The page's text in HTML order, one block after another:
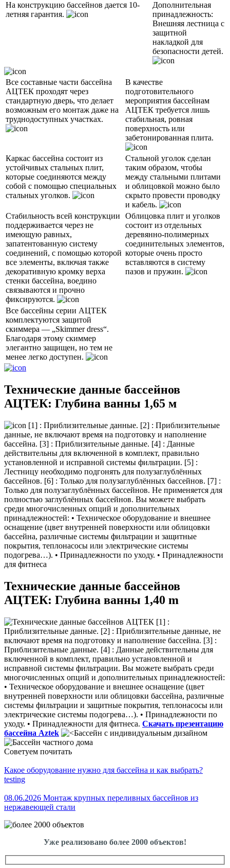
На конструкцию бассейнов дается 10-
летняя гарантия.
Дополнительная
принадлежность:
Внешняя лестница с
защитной
накладкой для
безопасности детей.
Все составные части бассейна
АЦТЕК проходят через
стандартную дверь, что делает
возможным его монтаж даже на
труднодоступных участках.
В качестве
подготовительного
мероприятия бассейнам
АЦТЕК требуется лишь
стабильная, ровная
поверхность или
забетонированная плита.
Каркас бассейна состоит из
устойчивых стальных плит,
которые соединяются между
собой с помощью специальных
стальных уголков.
Стальной уголок сделан
таким образом, чтобы
между стальными плитами
и облицовкой можно было
скрыто провести проводку
и кабель.
Стабильность всей конструкции
поддерживается через не
имеющую равных,
запатентованную систему
соединений, с помощью которой
все элементы, включая также
декоративную кромку верха
стенки бассейна, воедино
связываются и прочно
фиксируются.
Облицовка плит и уголков
состоит из отдельных
деревянно-полимерных
соединительных элементов,
которые очень просто
вставляются в систему
пазов и пружин.
Все бассейны серии АЦТЕК
комплектуются защитой
скиммера — „Skimmer dress“.
Благодаря этому скиммер
элегантно защищен, но тем не
менее легко доступен.
Teхнические данные баcсейнов
АЦТЕК: Глубина ванны 1,65 м
[1] : Приблизительные данные. [2] : Приблизительные
данные, не включают время на подготовку и наполнение
бассейна. [3] : Приблизительные данные. [4] : Данные
действительны для включенной в комплект, правильно
установленной и исправной системы фильтрации. [5] :
Лестницу необходимо подгонять для полузаглублённых
бассейнов. [6] : Только для полузаглублённых бассейнов. [7] :
Только для полузаглублённых бассейнов. Не применяется для
полностью заглублённых бассейнов. Вы можете выбрать
среди многочисленных опций и дополнительных
принадлежностей: • Teхническое оборудование и внешнее
оснащение (цвет внутренней поверхности или облицовки
бассейна, различные системы фильтрации и защитные
покрытия, теплонасосы или электрические системы
подогрева…). • Принадлежности по уходу. • Принадлежности
для фитнеса
Teхнические данные баcсейнов
АЦТЕК: Глубина ванны 1,40 m
[1] :
Приблизительные данные. [2] : Приблизительные данные, не
включают время на подготовку и наполнение бассейна. [3] :
Приблизительные данные. [4] : Данные действительны для
включенной в комплект, правильно установленной и
исправной системы фильтрации. Вы можете выбрать среди
многочисленных опций и дополнительных принадлежностей:
• Teхническое оборудование и внешнее оснащение (цвет
внутренней поверхности или облицовки бассейна, различные
системы фильтрации и защитные покрытия, теплонасосы или
электрические системы подогрева…). • Принадлежности по
уходу. • Принадлежности для фитнеса. Скачать презентацию
бассейна Aztek
Советуем почитать
Какое оборудование нужно для бассейна и как выбрать?
testing
08.06.2026 Монтаж крупных переливных бассейнов из
нержавеющей стали
Уже реализовано более 2000 объектов!